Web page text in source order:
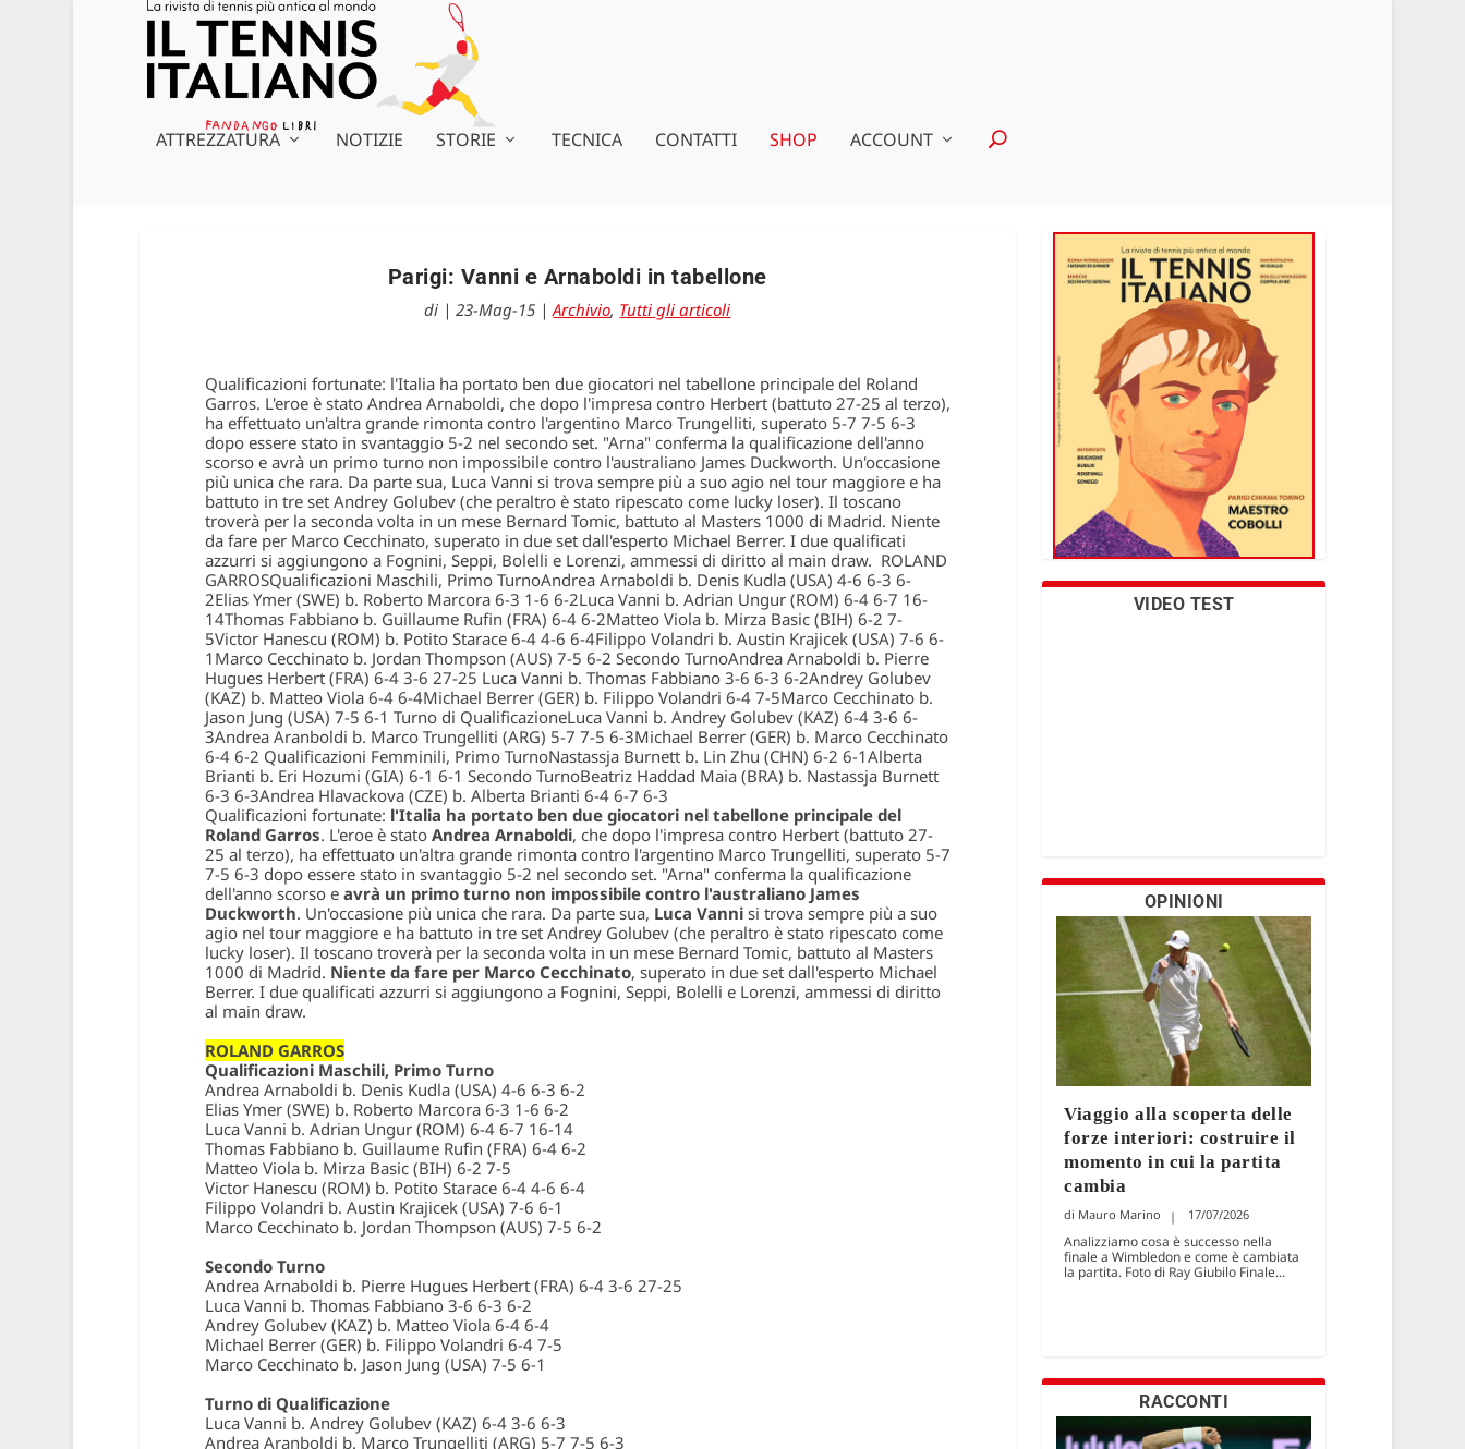
ATTREZZATURA NOTIZIE STORIE TECNICA CONTATTI SHOP ACCOUNT
Parigi: Vanni e Arnaboldi in tabellone
di |23-Mag-15 |Archivio, Tutti gli articoli
Qualificazioni fortunate: l'Italia ha portato ben due giocatori nel tabellone principale del Roland
Garros. L'eroe è stato Andrea Arnaboldi, che dopo l'impresa contro Herbert (battuto 27-25 al terzo),
ha effettuato un'altra grande rimonta contro l'argentino Marco Trungelliti, superato 5-7 7-5 6-3
dopo essere stato in svantaggio 5-2 nel secondo set. "Arna" conferma la qualificazione dell'anno
scorso e avrà un primo turno non impossibile contro l'australiano James Duckworth. Un'occasione
più unica che rara. Da parte sua, Luca Vanni si trova sempre più a suo agio nel tour maggiore e ha
battuto in tre set Andrey Golubev (che peraltro è stato ripescato come lucky loser). Il toscano
troverà per la seconda volta in un mese Bernard Tomic, battuto al Masters 1000 di Madrid. Niente
da fare per Marco Cecchinato, superato in due set dall'esperto Michael Berrer. I due qualificati
azzurri si aggiungono a Fognini, Seppi, Bolelli e Lorenzi, ammessi di diritto al main draw. ROLAND
GARROSQualificazioni Maschili, Primo TurnoAndrea Arnaboldi b. Denis Kudla (USA) 4-6 6-3 6-
2Elias Ymer (SWE) b. Roberto Marcora 6-3 1-6 6-2Luca Vanni b. Adrian Ungur (ROM) 6-4 6-7 16-
14Thomas Fabbiano b. Guillaume Rufin (FRA) 6-4 6-2Matteo Viola b. Mirza Basic (BIH) 6-2 7-
5Victor Hanescu (ROM) b. Potito Starace 6-4 4-6 6-4Filippo Volandri b. Austin Krajicek (USA) 7-6 6-
1Marco Cecchinato b. Jordan Thompson (AUS) 7-5 6-2 Secondo TurnoAndrea Arnaboldi b. Pierre
Hugues Herbert (FRA) 6-4 3-6 27-25 Luca Vanni b. Thomas Fabbiano 3-6 6-3 6-2Andrey Golubev
(KAZ) b. Matteo Viola 6-4 6-4Michael Berrer (GER) b. Filippo Volandri 6-4 7-5Marco Cecchinato b.
Jason Jung (USA) 7-5 6-1 Turno di QualificazioneLuca Vanni b. Andrey Golubev (KAZ) 6-4 3-6 6-
3Andrea Aranboldi b. Marco Trungelliti (ARG) 5-7 7-5 6-3Michael Berrer (GER) b. Marco Cecchinato
6-4 6-2 Qualificazioni Femminili, Primo TurnoNastassja Burnett b. Lin Zhu (CHN) 6-2 6-1Alberta
Brianti b. Eri Hozumi (GIA) 6-1 6-1 Secondo TurnoBeatriz Haddad Maia (BRA) b. Nastassja Burnett
6-3 6-3Andrea Hlavackova (CZE) b. Alberta Brianti 6-4 6-7 6-3
Qualificazioni fortunate: l'Italia ha portato ben due giocatori nel tabellone principale del
Roland Garros. L'eroe è stato Andrea Arnaboldi, che dopo l'impresa contro Herbert (battuto 27-
25 al terzo), ha effettuato un'altra grande rimonta contro l'argentino Marco Trungelliti, superato 5-7
7-5 6-3 dopo essere stato in svantaggio 5-2 nel secondo set. "Arna" conferma la qualificazione
dell'anno scorso e avrà un primo turno non impossibile contro l'australiano James
Duckworth. Un'occasione più unica che rara. Da parte sua, Luca Vannisi trova sempre più a suo
agio nel tour maggiore e ha battuto in tre set Andrey Golubev (che peraltro è stato ripescato come
lucky loser). Il toscano troverà per la seconda volta in un mese Bernard Tomic, battuto al Masters
1000 di Madrid. Niente da fare per Marco Cecchinato, superato in due set dall'esperto Michael
Berrer. I due qualificati azzurri si aggiungono a Fognini, Seppi, Bolelli e Lorenzi, ammessi di diritto
al main draw.
ROLAND GARROS
Qualificazioni Maschili, Primo Turno
Andrea Arnaboldi b. Denis Kudla (USA) 4-6 6-3 6-2
Elias Ymer (SWE) b. Roberto Marcora 6-3 1-6 6-2
Luca Vanni b. Adrian Ungur (ROM) 6-4 6-7 16-14
Thomas Fabbiano b. Guillaume Rufin (FRA) 6-4 6-2
Matteo Viola b. Mirza Basic (BIH) 6-2 7-5
Victor Hanescu (ROM) b. Potito Starace 6-4 4-6 6-4
Filippo Volandri b. Austin Krajicek (USA) 7-6 6-1
Marco Cecchinato b. Jordan Thompson (AUS) 7-5 6-2
Secondo Turno
Andrea Arnaboldi b. Pierre Hugues Herbert (FRA) 6-4 3-6 27-25
Luca Vanni b. Thomas Fabbiano 3-6 6-3 6-2
Andrey Golubev (KAZ) b. Matteo Viola 6-4 6-4
Michael Berrer (GER) b. Filippo Volandri 6-4 7-5
Marco Cecchinato b. Jason Jung (USA) 7-5 6-1
Turno di Qualificazione
Luca Vanni b. Andrey Golubev (KAZ) 6-4 3-6 6-3
Andrea Aranboldi b. Marco Trungelliti (ARG) 5-7 7-5 6-3
VIDEO TEST
OPINIONI
Viaggio alla scoperta delle
forze interiori: costruire il
momento in cui la partita
cambia
Mauro Marino 17/07/2026
Analizziamo cosa è successo nella
finale a Wimbledon e come è cambiata
la partita. Foto di Ray Giubilo Finale...
RACCONTI